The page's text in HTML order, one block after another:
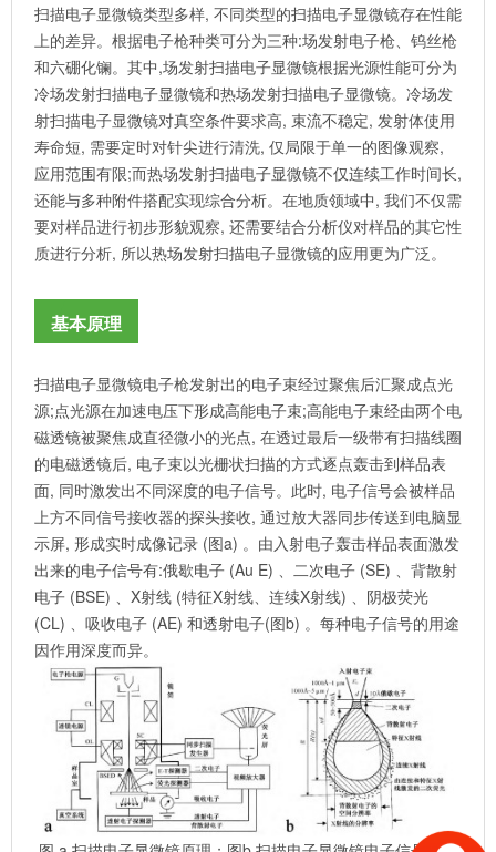
扫描电子显微镜类型多样, 不同类型的扫描电子显微镜存在性能
上的差异。根据电子枪种类可分为三种:场发射电子枪、钨丝枪
和六硼化镧。其中,场发射扫描电子显微镜根据光源性能可分为
冷场发射扫描电子显微镜和热场发射扫描电子显微镜。冷场发
射扫描电子显微镜对真空条件要求高, 束流不稳定, 发射体使用
寿命短, 需要定时对针尖进行清洗, 仅局限于单一的图像观察,
应用范围有限;而热场发射扫描电子显微镜不仅连续工作时间长,
还能与多种附件搭配实现综合分析。在地质领域中, 我们不仅需
要对样品进行初步形貌观察, 还需要结合分析仪对样品的其它性
质进行分析, 所以热场发射扫描电子显微镜的应用更为广泛。
基本原理
扫描电子显微镜电子枪发射出的电子束经过聚焦后汇聚成点光
源;点光源在加速电压下形成高能电子束;高能电子束经由两个电
磁透镜被聚焦成直径微小的光点, 在透过最后一级带有扫描线圈
的电磁透镜后, 电子束以光栅状扫描的方式逐点轰击到样品表
面, 同时激发出不同深度的电子信号。此时, 电子信号会被样品
上方不同信号接收器的探头接收, 通过放大器同步传送到电脑显
示屏, 形成实时成像记录 (图a) 。由入射电子轰击样品表面激发
出来的电子信号有:俄歇电子 (Au E) 、二次电子 (SE) 、背散射
电子 (BSE) 、X射线 (特征X射线、连续X射线) 、阴极荧光
(CL) 、吸收电子 (AE) 和透射电子(图b) 。每种电子信号的用途
因作用深度而异。